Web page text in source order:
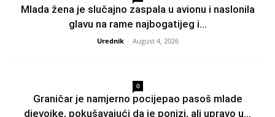
Mlada žena je slučajno zaspala u avionu i naslonila
glavu na rame najbogatijeg i...
Urednik - August 4, 2026
0
Graničar je namjerno pocijepao pasoš mlade
djevojke, pokušavajući da je ponizi, ali upravo u...